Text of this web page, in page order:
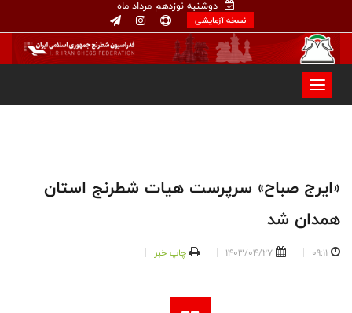
دوشنبه نوزدهم مرداد ماه
نسخه آزمایشی
«ایرج صباح» سرپرست هیات شطرنج استان
همدان شد
09:11
1403/04/27 چاپ خبر